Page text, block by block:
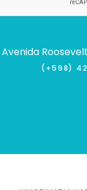
Avenida
(+598)